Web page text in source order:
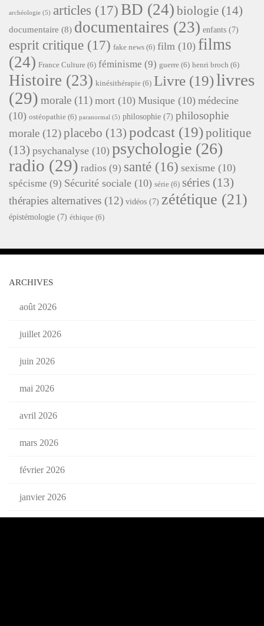
archéologie (5) articles (17) BD (24) biologie (14)
documentaire (8) documentaires (23) enfants (7)
esprit critique (17) fake news (6) film (10) films
(24) France Culture (6) féminisme (9) guerre (6) henri broch (6)
Histoire (23) kinésithérapie (6) Livre (19)livres
(29) morale (11) mort (10) Musique (10) médecine
(10) ostéopathie (6) paranormal (5) philosophie (7) philosophie
morale (12)placebo (13) podcast (19)politique
(13) psychanalyse (10) psychologie (26)
radio (29) radios (9) santé (16) sexisme (10)
spécisme (9) Sécurité sociale (10) série (6) séries (13)
thérapies alternatives (12) vidéos (7) zététique (21)
épistémologie (7) éthique (6)
ARCHIVES
août 2026
juillet 2026
juin 2026
mai 2026
avril 2026
mars 2026
février 2026
janvier 2026